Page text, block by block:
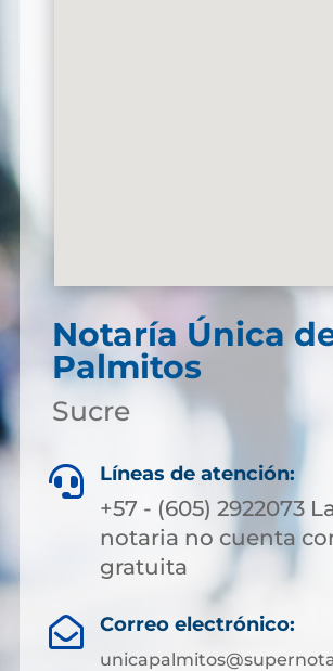
Notaría Única
Palmitos
Sucre
 Líneas de atención:
+57 - (605) 2922073
notaria no cuenta
gratuita
 Correo electrónico: